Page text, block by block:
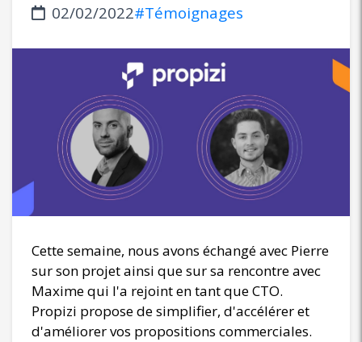
02/02/2022#Témoignages
Cette semaine, nous avons échangé avec Pierre
sur son projet ainsi que sur sa rencontre avec
Maxime qui l'a rejoint en tant que CTO.
Propizi propose de simplifier, d'accélérer et
d'améliorer vos propositions commerciales.